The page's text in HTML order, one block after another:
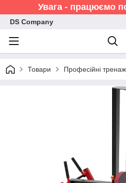
Увага - працюємо
DS Company
Товари Професійні